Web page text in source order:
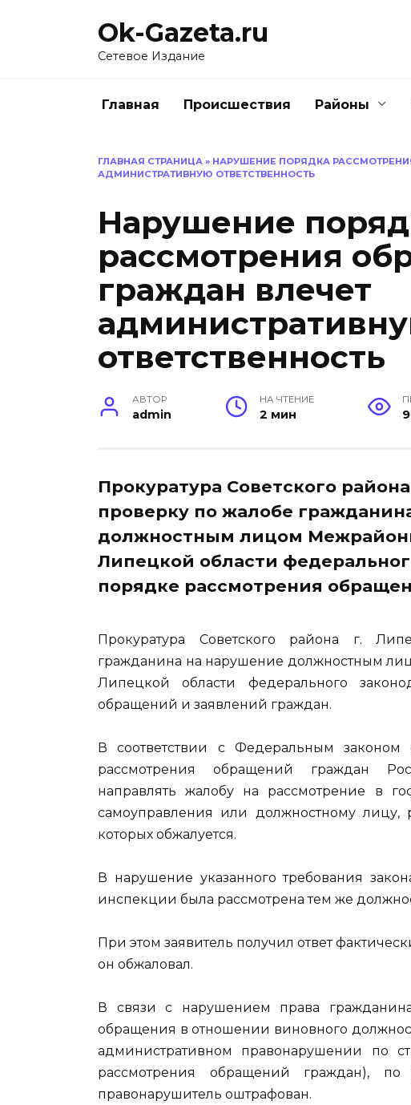
Ok-Gazeta.ru
Сетевое Издание
Главная Происшествия Районы
ГЛАВНАЯ СТРАНИЦА » НАРУШЕНИЕ ПОРЯДКА
АДМИНИСТРАТИВНУЮ ОТВЕТСТВЕННОСТЬ
Нарушение
рассмотрения
граждан влечет
ответственность
АВТОР
admin
НА ЧТЕНИЕ
2 мин
Прокуратура Советского
проверку по жалобе
должностным лицом
Липецкой области
порядке рассмотрения
Прокуратура Советского района г.
гражданина на нарушение должностным
Липецкой области федерального
обращений и заявлений граждан.
В соответствии с Федеральным
рассмотрения обращений граждан
направлять жалобу на рассмотрение в
самоуправления или должностному лицу,
которых обжалуется.
В нарушение указанного требования
инспекции была рассмотрена тем же
При этом заявитель получил ответ
он обжаловал.
В связи с нарушением права
обращения в отношении виновного
административном правонарушении по
рассмотрения обращений граждан), по
правонарушитель оштрафован.